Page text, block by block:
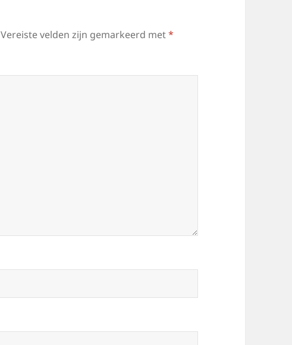
Vereiste velden zijn gemarkeerd met*